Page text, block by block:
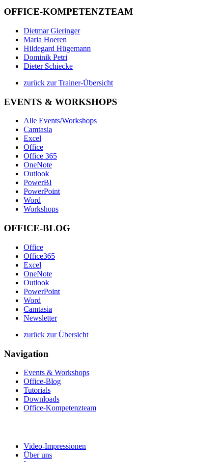
OFFICE-KOMPETENZTEAM
Dietmar Gieringer
Maria Hoeren
Hildegard Hügemann
Dominik Petri
Dieter Schiecke
zurück zur Trainer-Übersicht
EVENTS & WORKSHOPS
Alle Events/Workshops
Camtasia
Excel
Office
Office 365
OneNote
Outlook
PowerBI
PowerPoint
Word
Workshops
OFFICE-BLOG
Office
Office365
Excel
OneNote
Outlook
PowerPoint
Word
Camtasia
Newsletter
zurück zur Übersicht
Navigation
Events & Workshops
Office-Blog
Tutorials
Downloads
Office-Kompetenzteam
Video-Impressionen
Über uns